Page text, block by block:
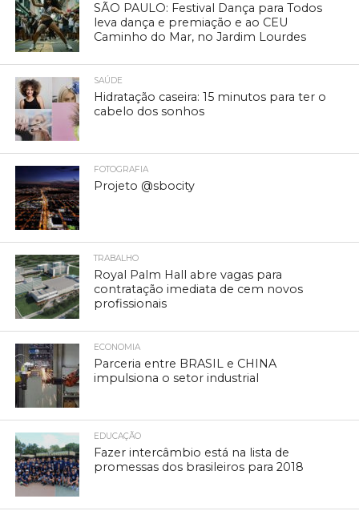
SÃO PAULO: Festival Dança para Todos
leva dança e premiação e ao CEU
Caminho do Mar, no Jardim Lourdes
SAÚDE
Hidratação caseira: 15 minutos para ter o
cabelo dos sonhos
FOTOGRAFIA
Projeto @sbocity
TRABALHO
Royal Palm Hall abre vagas para
contratação imediata de cem novos
profissionais
ECONOMIA
Parceria entre BRASIL e CHINA
impulsiona o setor industrial
EDUCAÇÃO
Fazer intercâmbio está na lista de
promessas dos brasileiros para 2018